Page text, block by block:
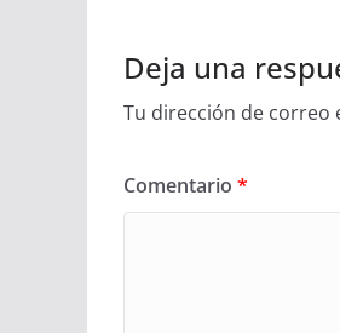
Deja una
Tu dirección de correo
Comentario *